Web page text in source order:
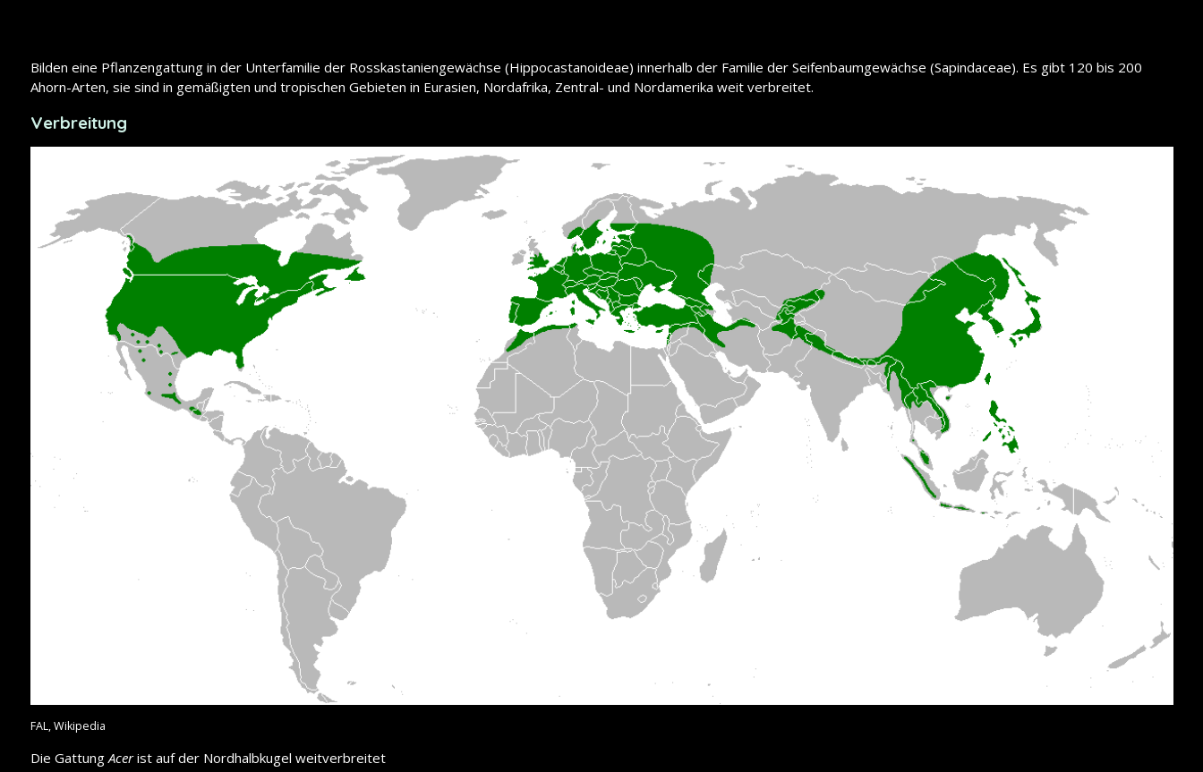
Bilden eine Pflanzengattung in der Unterfamilie der Rosskastaniengewächse (Hippocastanoideae) innerhalb der Familie der Seifenbaumgewächse (Sapindaceae). Es gibt 120 bis 200
Ahorn-Arten, sie sind in gemäßigten und tropischen Gebieten in Eurasien, Nordafrika, Zentral- und Nordamerika weit verbreitet.
Verbreitung
FAL, Wikipedia
Die GattungAcerist auf der Nordhalbkugel weitverbreitet